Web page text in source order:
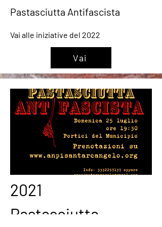
Pastasciutta Antifascista
Vai alle iniziative del 2022
Vai
2021
Pastasciutta